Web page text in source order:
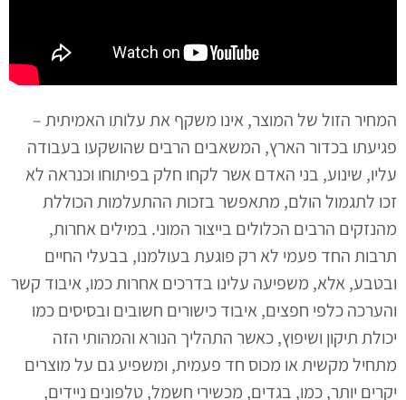
המחיר הזול של המוצר, אינו משקף את עלותו האמיתית –
פגיעתו בכדור הארץ, המשאבים הרבים שהושקעו בעבודה
עליו, שינוע, בני האדם אשר לקחו חלק בפיתוחו וכנראה לא
זכו לתגמול הולם, מתאפשר בזכות ההתעלמות הכוללת
מהנזקים הרבים הכלולים בייצור המוני. במילים אחרות,
תרבות החד פעמי לא רק פוגעת בעולמנו, בבעלי החיים
ובטבע, אלא, משפיעה עלינו בדרכים אחרות כמו, איבוד קשר
והערכה כלפי חפצים, איבוד כישורים חשובים ובסיסים כמו
יכולת תיקון ושיפוץ, כאשר התהליך הנורא והמהותי הזה
מתחיל מקשית או מכוס חד פעמית, ומשפיע גם על מוצרים
יקרים יותר, כמו, בגדים, מכשירי חשמל, טלפונים ניידים,